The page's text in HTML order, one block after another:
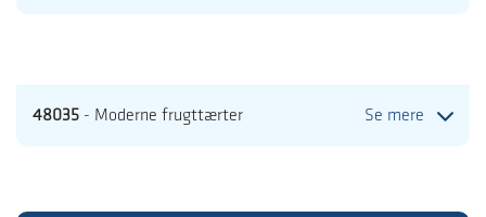
48035 - Moderne frugttærter Se mere